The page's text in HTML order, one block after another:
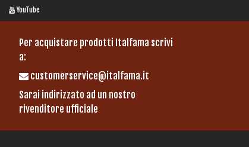
YouTube
Per acquistare prodotti Italfama scrivi
a:
customerservice@italfama.it
Sarai indirizzato ad un nostro
rivenditore ufficiale